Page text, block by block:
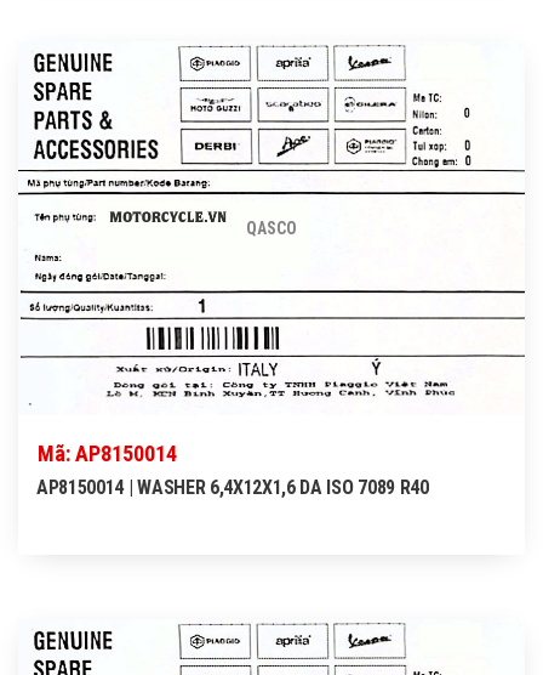
QASCO
Mã: AP8150014
AP8150014 | WASHER 6,4X12X1,6 DA ISO 7089 R40